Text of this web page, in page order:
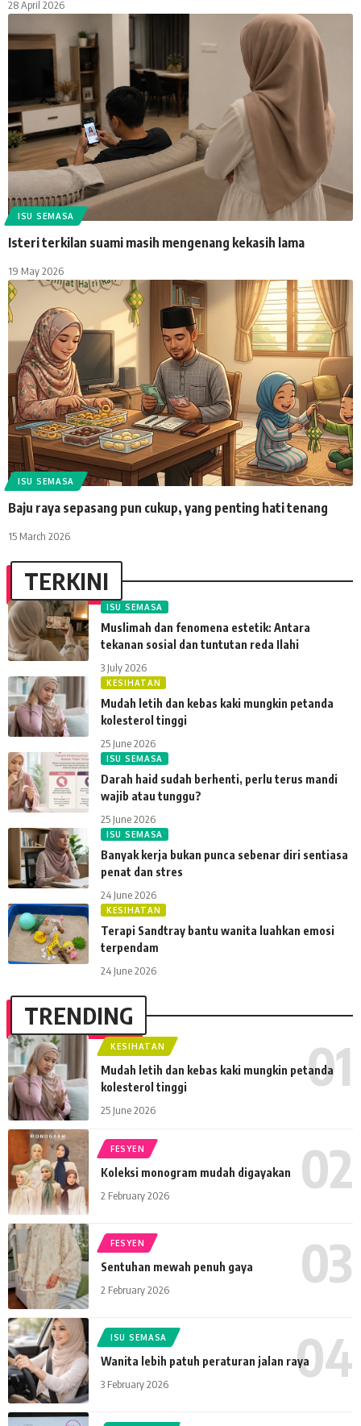
28 April 2026
ISU SEMASA
Isteri terkilan suami masih mengenang kekasih lama
19 May 2026
ISU SEMASA
Baju raya sepasang pun cukup, yang penting hati tenang
15 March 2026
TERKINI
ISU SEMASA
Muslimah dan fenomena estetik: Antara
tekanan sosial dan tuntutan reda Ilahi
3 July 2026
KESIHATAN
Mudah letih dan kebas kaki mungkin petanda
kolesterol tinggi
25 June 2026
ISU SEMASA
Darah haid sudah berhenti, perlu terus mandi
wajib atau tunggu?
25 June 2026
ISU SEMASA
Banyak kerja bukan punca sebenar diri sentiasa
penat dan stres
24 June 2026
KESIHATAN
Terapi Sandtray bantu wanita luahkan emosi
terpendam
24 June 2026
TRENDING
KESIHATAN
Mudah letih dan kebas kaki mungkin petanda
kolesterol tinggi
25 June 2026
FESYEN
Koleksi monogram mudah digayakan
2 February 2026
FESYEN
Sentuhan mewah penuh gaya
2 February 2026
ISU SEMASA
Wanita lebih patuh peraturan jalan raya
3 February 2026